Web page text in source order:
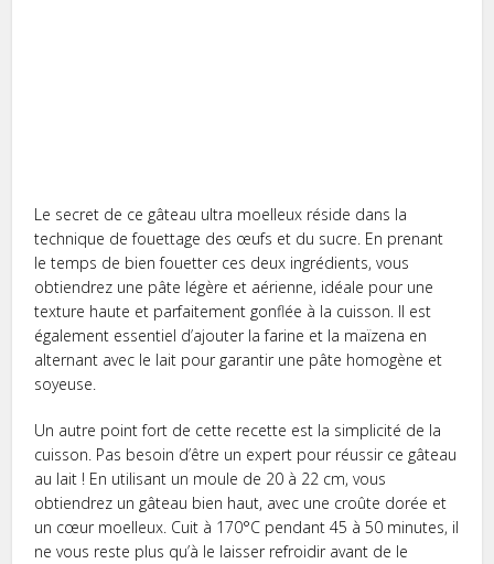
Le secret de ce gâteau ultra moelleux réside dans la
technique de fouettage des œufs et du sucre. En prenant
le temps de bien fouetter ces deux ingrédients, vous
obtiendrez une pâte légère et aérienne, idéale pour une
texture haute et parfaitement gonflée à la cuisson. Il est
également essentiel d’ajouter la farine et la maïzena en
alternant avec le lait pour garantir une pâte homogène et
soyeuse.
Un autre point fort de cette recette est la simplicité de la
cuisson. Pas besoin d’être un expert pour réussir ce gâteau
au lait ! En utilisant un moule de 20 à 22 cm, vous
obtiendrez un gâteau bien haut, avec une croûte dorée et
un cœur moelleux. Cuit à 170°C pendant 45 à 50 minutes, il
ne vous reste plus qu’à le laisser refroidir avant de le